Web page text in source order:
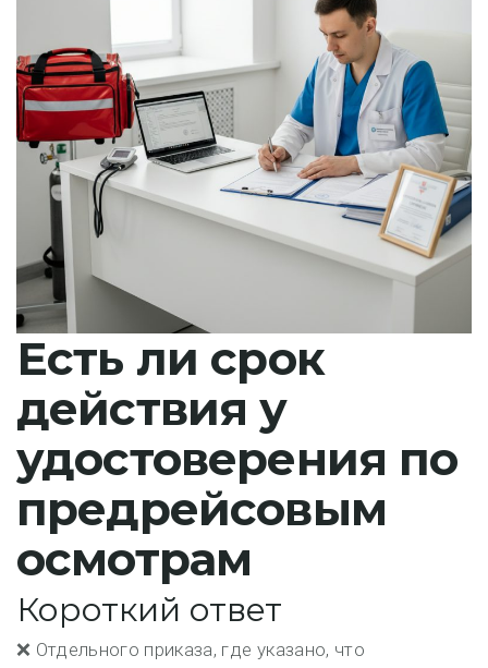
Есть ли срок
действия у
удостоверения по
предрейсовым
осмотрам
Короткий ответ
❌ Отдельного приказа, где указано, что